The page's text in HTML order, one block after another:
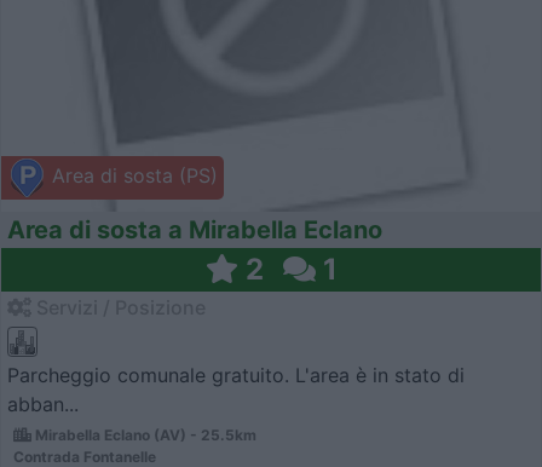
Area di sosta (PS)
Area di sosta a Mirabella Eclano
2 1
Parcheggio comunale gratuito. L'area è in stato di
abban...
Mirabella Eclano (AV) - 25.5km
Contrada Fontanelle